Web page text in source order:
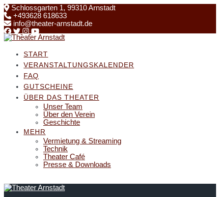
Skip
to
content
Schlossgarten 1, 99310 Arnstadt
+493628 618633
info@theater-arnstadt.de
START
VERANSTALTUNGSKALENDER
FAQ
GUTSCHEINE
ÜBER DAS THEATER
Unser Team
Über den Verein
Geschichte
MEHR
Vermietung & Streaming
Technik
Theater Café
Presse & Downloads